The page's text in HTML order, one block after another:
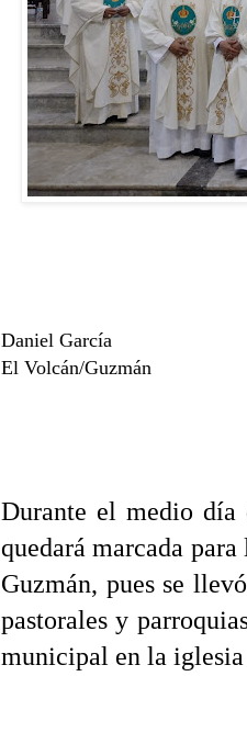
Daniel García
El Volcán/Guzmán
Durante el medio día
quedará marcada
Guzmán, pues se
pastorales y
municipal en la